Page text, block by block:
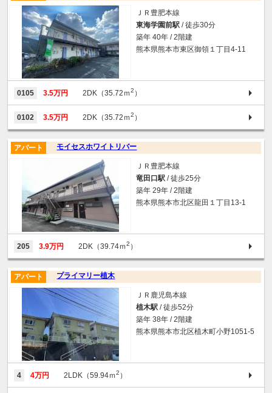
ＪＲ豊肥本線
東海学園前駅 / 徒歩30分
築年 40年 / 2階建
熊本県熊本市東区御領１丁目4-11
0105 3.5万円 2DK（35.72ｍ2 ）
0102 3.5万円 2DK（35.72ｍ2 ）
モイセスホワイトリバー
アパート
ＪＲ豊肥本線
竜田口駅 / 徒歩25分
築年 29年 / 2階建
熊本県熊本市北区龍田１丁目13-1
205 3.9万円 2DK（39.74ｍ2 ）
プライマリー植木
アパート
ＪＲ鹿児島本線
植木駅 / 徒歩52分
築年 38年 / 2階建
熊本県熊本市北区植木町小野1051-5
4 4万円 2LDK（59.94ｍ2 ）